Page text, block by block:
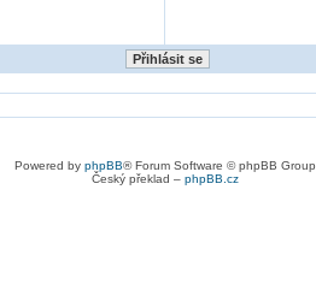
Powered by phpBB® Forum Software © phpBB Group
Český překlad – phpBB.cz